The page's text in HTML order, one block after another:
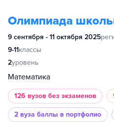
Олимпиада
9 сентября - 11 октября 2025
9-11классы
2уровень
Математика
126 вузов без экзаменов
2 вуза баллы в портфолио